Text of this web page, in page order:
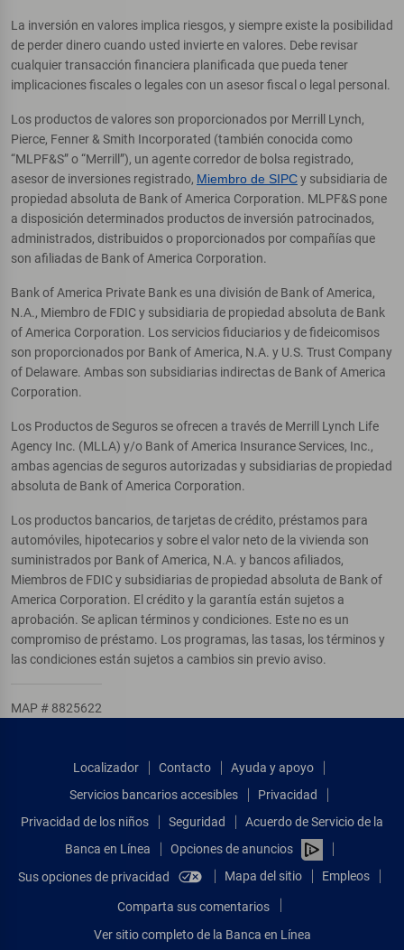
La inversión en valores implica riesgos, y siempre existe la posibilidad
de perder dinero cuando usted invierte en valores. Debe revisar
cualquier transacción financiera planificada que pueda tener
implicaciones fiscales o legales con un asesor fiscal o legal personal.
Los productos de valores son proporcionados por Merrill Lynch,
Pierce, Fenner & Smith Incorporated (también conocida como
“MLPF&S” o “Merrill”), un agente corredor de bolsa registrado,
asesor de inversiones registrado, Miembro de SIPCy subsidiaria de
propiedad absoluta de Bank of America Corporation. MLPF&S pone
a disposición determinados productos de inversión patrocinados,
administrados, distribuidos o proporcionados por compañías que
son afiliadas de Bank of America Corporation.
Bank of America Private Bank es una división de Bank of America,
N.A., Miembro de FDIC y subsidiaria de propiedad absoluta de Bank
of America Corporation. Los servicios fiduciarios y de fideicomisos
son proporcionados por Bank of America, N.A. y U.S. Trust Company
of Delaware. Ambas son subsidiarias indirectas de Bank of America
Corporation.
Los Productos de Seguros se ofrecen a través de Merrill Lynch Life
Agency Inc. (MLLA) y/o Bank of America Insurance Services, Inc.,
ambas agencias de seguros autorizadas y subsidiarias de propiedad
absoluta de Bank of America Corporation.
Los productos bancarios, de tarjetas de crédito, préstamos para
automóviles, hipotecarios y sobre el valor neto de la vivienda son
suministrados por Bank of America, N.A. y bancos afiliados,
Miembros de FDIC y subsidiarias de propiedad absoluta de Bank of
America Corporation. El crédito y la garantía están sujetos a
aprobación. Se aplican términos y condiciones. Este no es un
compromiso de préstamo. Los programas, las tasas, los términos y
las condiciones están sujetos a cambios sin previo aviso.
MAP # 8825622
Localizador Contacto
Ayuda y apoyo
Servicios bancarios accesibles
Privacidad
Privacidad de los niños
Seguridad
Acuerdo de Servicio de la
Banca en Línea
Opciones de anuncios
Sus opciones de privacidad
Mapa del sitio Empleos
Comparta sus comentarios
Ver sitio completo de la Banca en Línea